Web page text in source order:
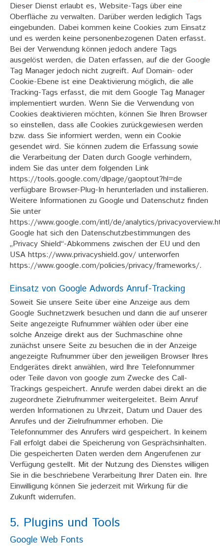
Dieser Dienst erlaubt es, Website-Tags über eine
Oberfläche zu verwalten. Darüber werden lediglich Tags
eingebunden. Dabei kommen keine Cookies zum Einsatz
und es werden keine personenbezogenen Daten erfasst.
Bei der Verwendung können jedoch andere Tags
ausgelöst werden, die Daten erfassen, auf die der Google
Tag Manager jedoch nicht zugreift. Auf Domain- oder
Cookie-Ebene ist eine Deaktivierung möglich, die alle
Tracking-Tags erfasst, die mit dem Google Tag Manager
implementiert wurden. Wenn Sie die Verwendung von
Cookies deaktivieren möchten, können Sie Ihren Browser
so einstellen, dass alle Cookies zurückgewiesen werden
bzw. dass Sie informiert werden, wenn ein Cookie
gesendet wird. Sie können zudem die Erfassung sowie
die Verarbeitung der Daten durch Google verhindern,
indem Sie das unter dem folgenden Link
https://tools.google.com/dlpage/gaoptout?hl=de
verfügbare Browser-Plug-In herunterladen und installieren.
Weitere Informationen zu Google und Datenschutz finden
Sie unter
https://www.google.com/intl/de/analytics/
Google hat sich den Datenschutzbestimmungen des
„Privacy Shield“-Abkommens zwischen der EU und den
USA https://www.privacyshield.gov/ unterworfen
https://www.google.com/policies/privacy/frameworks/.
Einsatz von Google Adwords Anruf-Tracking
Soweit Sie unsere Seite über eine Anzeige aus dem
Google Suchnetzwerk besuchen und dann die auf unserer
Seite angezeigte Rufnummer wählen oder über eine
solche Anzeige direkt aus der Suchmaschine ohne
zunächst unsere Seite zu besuchen die in der Anzeige
angezeigte Rufnummer über den jeweiligen Browser Ihres
Endgerätes direkt anwählen, wird Ihre Telefonnummer
oder Teile davon von google zum Zwecke des Call-
Trackings gespeichert. Anrufe werden dabei direkt an die
zugeordnete Zielrufnummer weitergeleitet. Beim Anruf
werden Informationen zu Uhrzeit, Datum und Dauer des
Anrufes und der Zielrufnummer erhoben. Die
Telefonnummer des Anrufers wird gespeichert. In keinem
Fall erfolgt dabei die Speicherung von Gesprächsinhalten.
Die gespeicherten Daten werden dem Angerufenen zur
Verfügung gestellt. Mit der Nutzung des Dienstes willigen
Sie in die beschriebene Verarbeitung Ihrer Daten ein. Ihre
Einwilligung können Sie jederzeit mit Wirkung für die
Zukunft widerrufen.
5. Plugins und Tools
Google Web Fonts